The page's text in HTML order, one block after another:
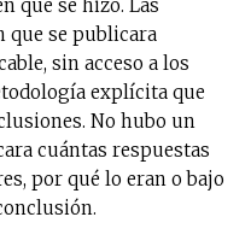
que se hizo. Las
que se publicara
sin acceso a los
explícita que
No hubo un
cuántas respuestas
por qué lo eran o bajo